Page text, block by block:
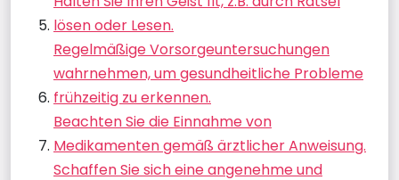
lösen oder Lesen.
Regelmäßige Vorsorgeuntersuchungen
wahrnehmen, um gesundheitliche Probleme
frühzeitig zu erkennen.
Beachten Sie die Einnahme von
Medikamenten gemäß ärztlicher Anweisung.
Schaffen Sie sich eine angenehme und